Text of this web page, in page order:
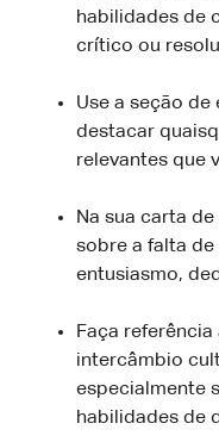
habilidades de
crítico ou
Use a seção
destacar
relevantes que
Na sua carta
sobre a falta de
entusiasmo,
Faça
intercâmbio
especialmente
habilidades de